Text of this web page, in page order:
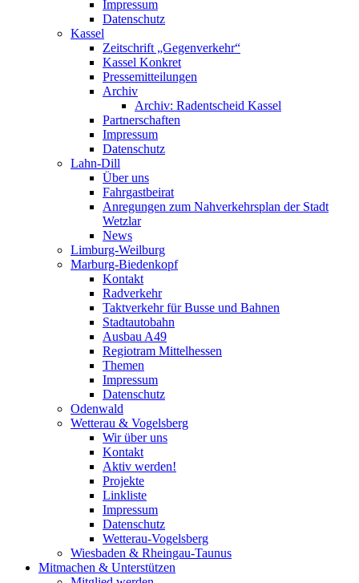
Impressum
Datenschutz
Kassel
Zeitschrift „Gegenverkehr“
Kassel Konkret
Pressemitteilungen
Archiv
Archiv: Radentscheid Kassel
Partnerschaften
Impressum
Datenschutz
Lahn-Dill
Über uns
Fahrgastbeirat
Anregungen zum Nahverkehrsplan der Stadt
Wetzlar
News
Limburg-Weilburg
Marburg-Biedenkopf
Kontakt
Radverkehr
Taktverkehr für Busse und Bahnen
Stadtautobahn
Ausbau A49
Regiotram Mittelhessen
Themen
Impressum
Datenschutz
Odenwald
Wetterau & Vogelsberg
Wir über uns
Kontakt
Aktiv werden!
Projekte
Linkliste
Impressum
Datenschutz
Wetterau-Vogelsberg
Wiesbaden & Rheingau-Taunus
Mitmachen & Unterstützen